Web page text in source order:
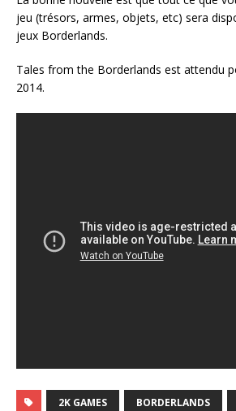
jeu (trésors, armes, objets, etc) sera
jeux Borderlands.
Tales from the Borderlands est attendu
2014.
2K GAMES BORDERLANDS